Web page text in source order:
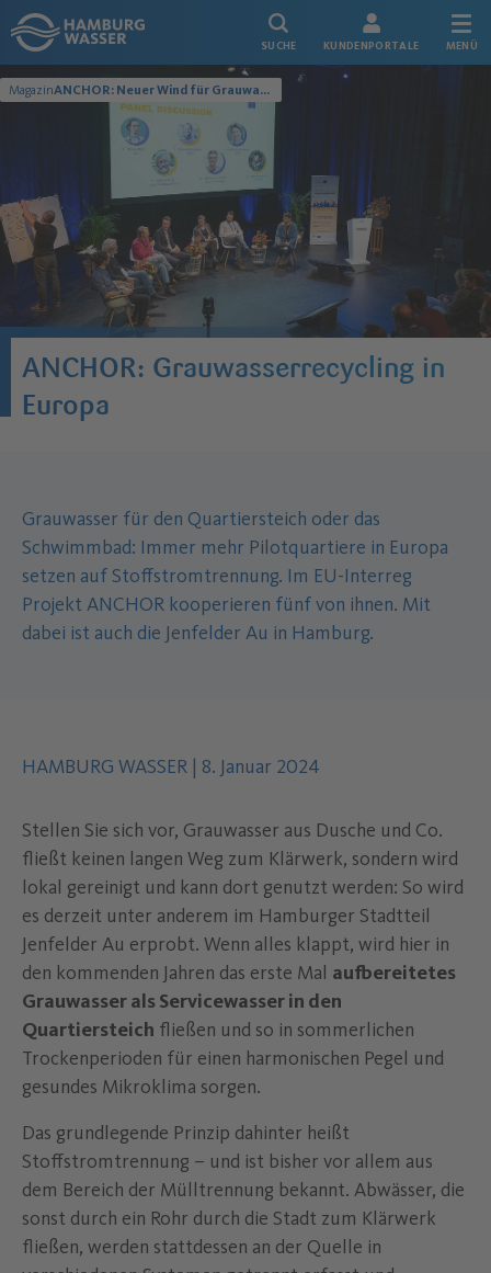
Link zur Startseite
SUCHE KUNDENPORTALE MENÜ
Magazin ANCHOR: Neuer Wind für Grauwasserrecycling in Europa
ANCHOR: Grauwasserrecycling in
Europa
Grauwasser für den Quartiersteich oder das
Schwimmbad: Immer mehr Pilotquartiere in Europa
setzen auf Stoffstromtrennung. Im EU-Interreg
Projekt ANCHOR kooperieren fünf von ihnen. Mit
dabei ist auch die Jenfelder Au in Hamburg.
Autor des Inhalts:
HAMBURG WASSER | Datum der Veröffentlichung:
8. Januar 2024
Stellen Sie sich vor, Grauwasser aus Dusche und Co.
fließt keinen langen Weg zum Klärwerk, sondern wird
lokal gereinigt und kann dort genutzt werden: So wird
es derzeit unter anderem im Hamburger Stadtteil
Jenfelder Au erprobt. Wenn alles klappt, wird hier in
den kommenden Jahren das erste Mal aufbereitetes
Grauwasser als Servicewasser in den
Quartiersteich fließen und so in sommerlichen
Trockenperioden für einen harmonischen Pegel und
gesundes Mikroklima sorgen.
Das grundlegende Prinzip dahinter heißt
Stoffstromtrennung – und ist bisher vor allem aus
dem Bereich der Mülltrennung bekannt. Abwässer, die
sonst durch ein Rohr durch die Stadt zum Klärwerk
fließen, werden stattdessen an der Quelle in